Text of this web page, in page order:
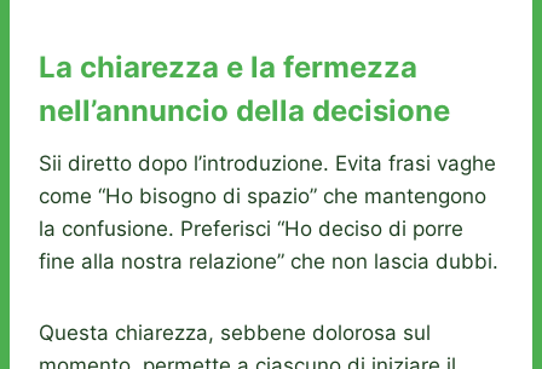
La chiarezza e la fermezza
nell’annuncio della decisione
Sii diretto dopo l’introduzione. Evita frasi vaghe
come “Ho bisogno di spazio” che mantengono
la confusione. Preferisci “Ho deciso di porre
fine alla nostra relazione” che non lascia dubbi.
Questa chiarezza, sebbene dolorosa sul